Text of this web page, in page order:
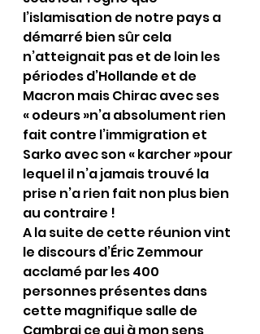
l’islamisation de notre pays a
démarré bien sûr cela
n’atteignait pas et de loin les
périodes d’Hollande et de
Macron mais Chirac avec ses
« odeurs »n’a absolument rien
fait contre l’immigration et
Sarko avec son « karcher »pour
lequel il n’a jamais trouvé la
prise n’a rien fait non plus bien
au contraire !
A la suite de cette réunion vint
le discours d’Éric Zemmour
acclamé par les 400
personnes présentes dans
cette magnifique salle de